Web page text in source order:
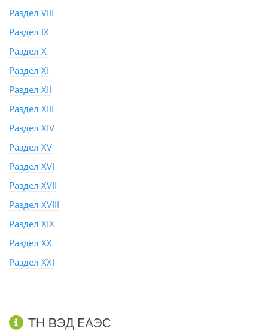
Раздел VIII
Раздел IX
Раздел X
Раздел XI
Раздел XII
Раздел XIII
Раздел XIV
Раздел XV
Раздел XVI
Раздел XVII
Раздел XVIII
Раздел XIX
Раздел XX
Раздел XXI
ТН ВЭД ЕАЭС